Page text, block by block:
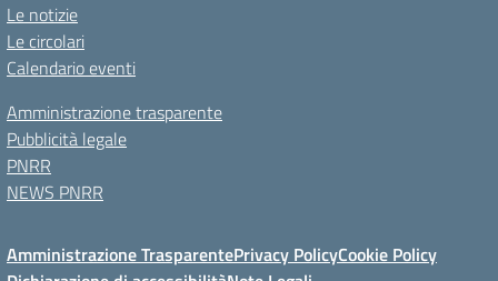
Le notizie
Le circolari
Calendario eventi
Amministrazione trasparente
Pubblicità legale
PNRR
NEWS PNRR
Amministrazione TrasparentePrivacy PolicyCookie Policy